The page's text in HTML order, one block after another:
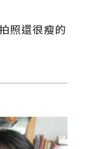
照還很瘦的